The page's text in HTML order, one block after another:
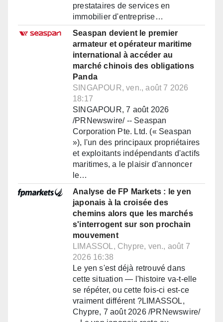
prestataires de services en
immobilier d'entreprise…
Seaspan devient le premier
armateur et opérateur maritime
international à accéder au
marché chinois des obligations
Panda
SINGAPOUR, ven., août 7 2026
18:17
SINGAPOUR, 7 août 2026
/PRNewswire/ -- Seaspan
Corporation Pte. Ltd. (« Seaspan
»), l'un des principaux propriétaires
et exploitants indépendants d'actifs
maritimes, a le plaisir d'annoncer
le…
Analyse de FP Markets : le yen
japonais à la croisée des
chemins alors que les marchés
s'interrogent sur son prochain
mouvement
LIMASSOL, Chypre, ven., août 7
2026 16:38
Le yen s'est déjà retrouvé dans
cette situation — l'histoire va-t-elle
se répéter, ou cette fois-ci est-ce
vraiment différent ?LIMASSOL,
Chypre, 7 août 2026 /PRNewswire/